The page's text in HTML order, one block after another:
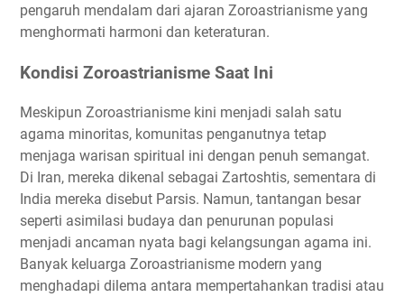
pengaruh mendalam dari ajaran Zoroastrianisme yang
menghormati harmoni dan keteraturan.
Kondisi Zoroastrianisme Saat Ini
Meskipun Zoroastrianisme kini menjadi salah satu
agama minoritas, komunitas penganutnya tetap
menjaga warisan spiritual ini dengan penuh semangat.
Di Iran, mereka dikenal sebagai Zartoshtis, sementara di
India mereka disebut Parsis. Namun, tantangan besar
seperti asimilasi budaya dan penurunan populasi
menjadi ancaman nyata bagi kelangsungan agama ini.
Banyak keluarga Zoroastrianisme modern yang
menghadapi dilema antara mempertahankan tradisi atau